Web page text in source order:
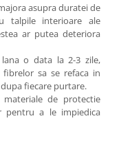
asupra duratei de
talpile interioare ale
ar putea deteriora
o data la 2-3 zile,
sa se refaca in
fiecare purtare.
de protectie
pentru a le impiedica